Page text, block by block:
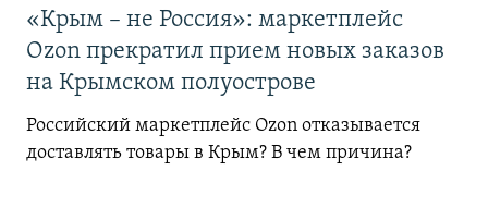
«Крым – не Россия»: маркетплейс
Ozon прекратил прием новых заказов
на Крымском полуострове
Российский маркетплейс Ozon отказывается
доставлять товары в Крым? В чем причина?